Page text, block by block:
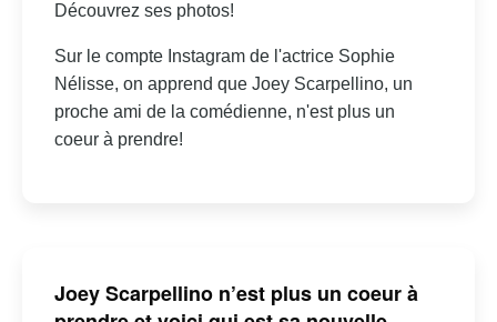
Découvrez ses photos!
Sur le compte Instagram de l'actrice Sophie
Nélisse, on apprend que Joey Scarpellino, un
proche ami de la comédienne, n'est plus un
coeur à prendre!
Joey Scarpellino n’est plus un coeur à